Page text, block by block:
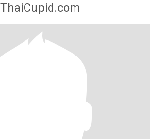
ThaiCupid.com